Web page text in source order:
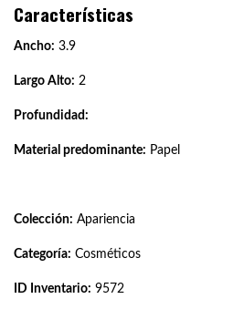
Características
Ancho: 3.9
Largo Alto: 2
Profundidad:
Material predominante: Papel
Colección: Apariencia
Categoría: Cosméticos
ID Inventario: 9572